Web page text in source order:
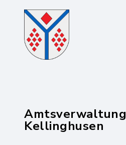
Amtsverwaltung
Kellinghusen